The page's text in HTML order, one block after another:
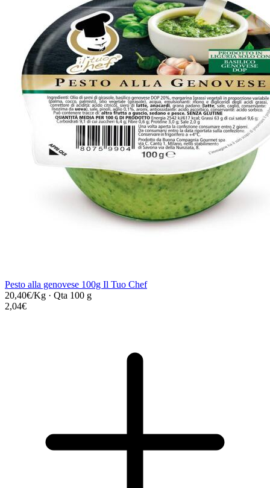
Pesto alla genovese 100g Il Tuo Chef
20,40€/Kg · Qta 100 g
2,04€